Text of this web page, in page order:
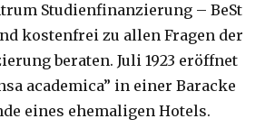
Studienfinanzierung – BeSt
kostenfrei zu allen Fragen der
beraten. Juli 1923 eröffnet
academica” in einer Baracke
eines ehemaligen Hotels.